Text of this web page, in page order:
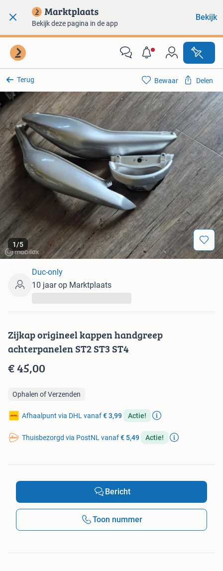
Bekijk deze pagina in de app
Bekijk
Terug
1/5
Bewaar Delen
Zijkap origineel kappen handgreep
achterpanelen ST2 ST3 ST4
€ 45,00
Ophalen of Verzenden
Afhaalpunt via DHL vanaf€ 3,99 Actie!
Thuisbezorgd via PostNL vanaf€ 5,49 Actie!
Duc-only
10 jaar op Marktplaats
Bericht
Toon nummer